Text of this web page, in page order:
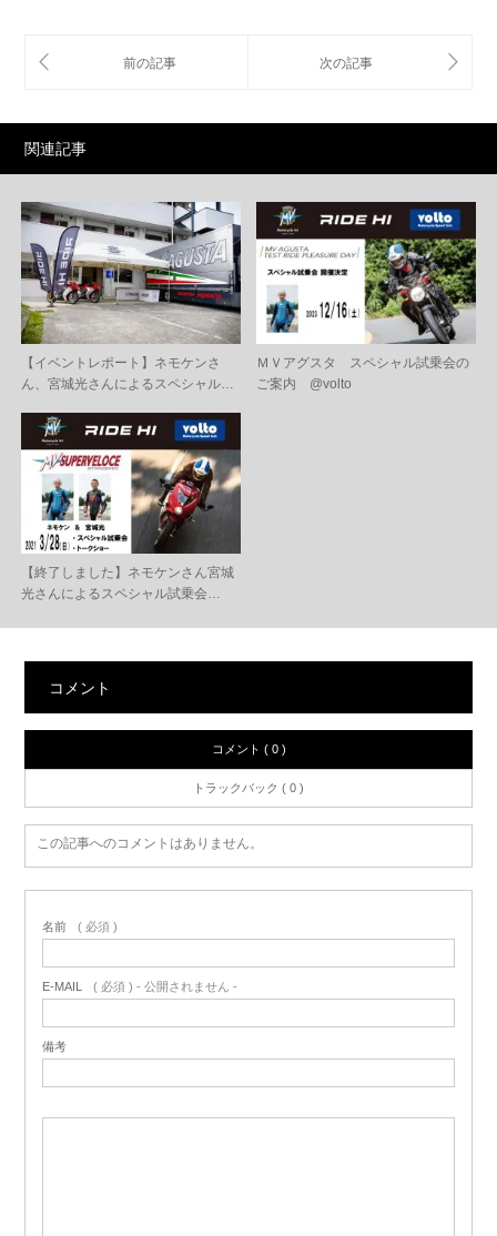
関連記事
【イベントレポート】ネモケンさ
ん、宮城光さんによるスペシャル…
ＭＶアグスタ スペシャル試乗会の
ご案内 @volto
【終了しました】ネモケンさん宮城
光さんによるスペシャル試乗会…
コメント
コメント ( 0 )
トラックバック ( 0 )
この記事へのコメントはありません。
名前 ( 必須 )
E-MAIL ( 必須 ) - 公開されません -
備考